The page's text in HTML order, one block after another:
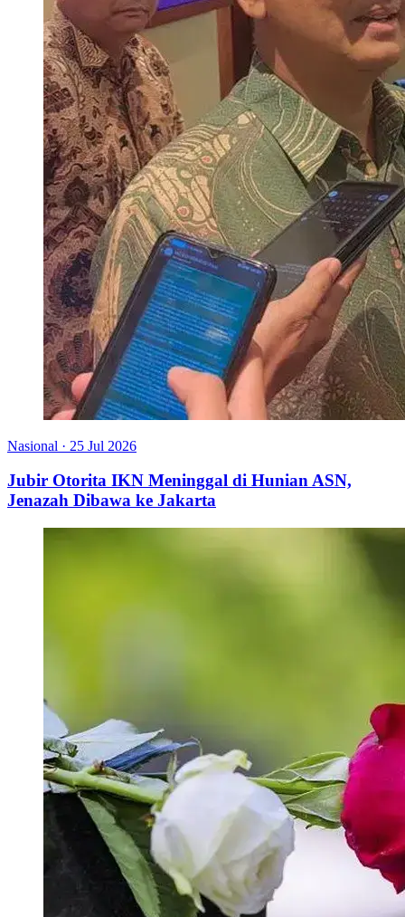
Nasional · 25 Jul 2026
Jubir Otorita IKN Meninggal di Hunian ASN,
Jenazah Dibawa ke Jakarta